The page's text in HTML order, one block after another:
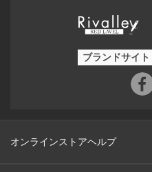
ブランドサイト
オンラインストアヘルプ